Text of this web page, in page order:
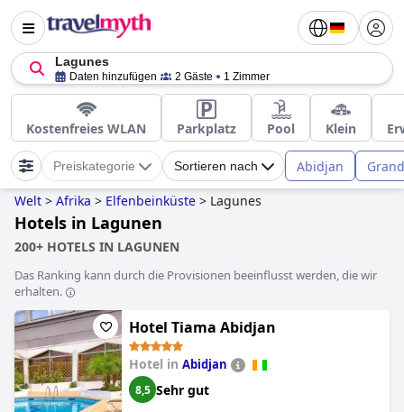
Lagunes
Daten hinzufügen 2 Gäste 1 Zimmer
Kostenfreies WLAN Parkplatz Pool Klein
Preiskategorie Sortieren nach Abidjan
Welt > Afrika > Elfenbeinküste > Lagunes
Hotels in Lagunen
200+ HOTELS IN LAGUNEN
Das Ranking kann durch die Provisionen beeinflusst werden, die wir
erhalten.
Hotel Tiama Abidjan
Hotel in Abidjan
8,5 Sehr gut